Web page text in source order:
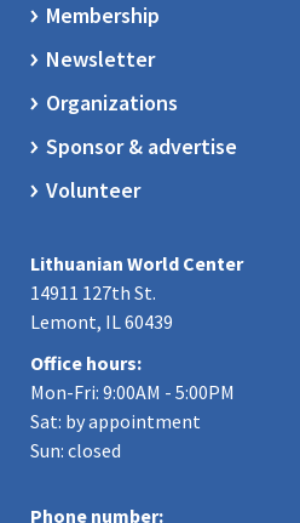
Membership
Newsletter
Organizations
Sponsor & advertise
Volunteer
Lithuanian World Center
14911 127th St.
Lemont, IL 60439
Office hours:
Mon-Fri: 9:00AM - 5:00PM
Sat: by appointment
Sun: closed
Phone number: